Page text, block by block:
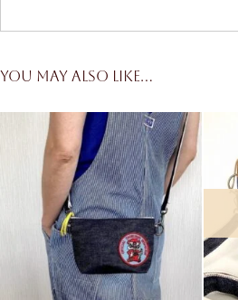
You may also like…